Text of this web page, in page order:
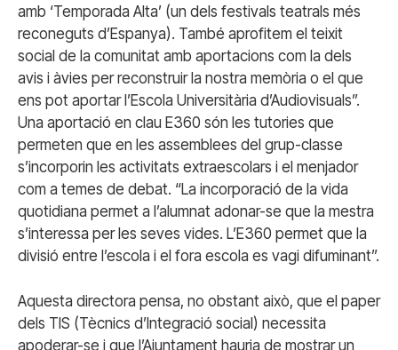
amb ‘Temporada Alta’ (un dels festivals teatrals més
reconeguts d’Espanya). També aprofitem el teixit
social de la comunitat amb aportacions com la dels
avis i àvies per reconstruir la nostra memòria o el que
ens pot aportar l’Escola Universitària d’Audiovisuals”.
Una aportació en clau E360 són les tutories que
permeten que en les assemblees del grup-classe
s’incorporin les activitats extraescolars i el menjador
com a temes de debat. “La incorporació de la vida
quotidiana permet a l’alumnat adonar-se que la mestra
s’interessa per les seves vides. L’E360 permet que la
divisió entre l’escola i el fora escola es vagi difuminant”.
Aquesta directora pensa, no obstant això, que el paper
dels TIS (Tècnics d’Integració social) necessita
apoderar-se i que l’Ajuntament hauria de mostrar un